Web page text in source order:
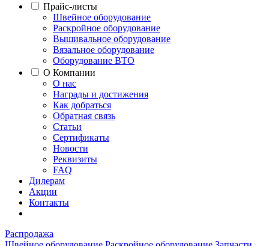
Прайс-листы
Швейное оборудование
Раскройное оборудование
Вышивальное оборудование
Вязальное оборудование
Оборудование ВТО
О Компании
О нас
Награды и достижения
Как добраться
Обратная связь
Статьи
Сертификаты
Новости
Реквизиты
FAQ
Дилерам
Акции
Контакты
Распродажа